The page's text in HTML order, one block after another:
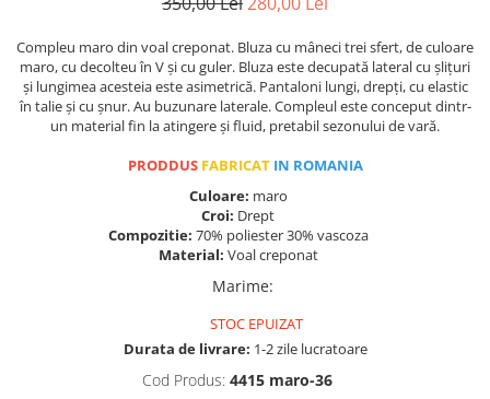
Compleu maro din voal creponat. Bluza cu mâneci trei sfert, de culoare
maro, cu decolteu în V și cu guler. Bluza este decupată lateral cu șlițuri
și lungimea acesteia este asimetrică. Pantaloni lungi, drepți, cu elastic
în talie și cu șnur. Au buzunare laterale. Compleul este conceput dintr-
un material fin la atingere și fluid, pretabil sezonului de vară.
PRODDUS FABRICATIN ROMANIA
Culoare: maro
Croi: Drept
Compozitie: 70% poliester 30% vascoza
Material: Voal creponat
Marime:
STOC EPUIZAT
Durata de livrare: 1-2 zile lucratoare
Cod Produs: 4415 maro-36